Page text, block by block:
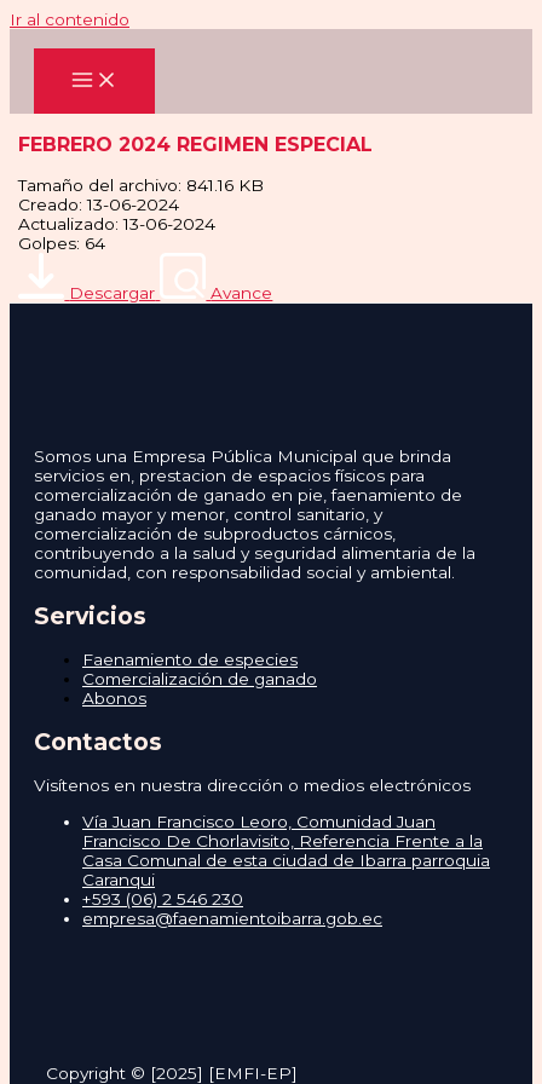
Ir al contenido
FEBRERO 2024 REGIMEN ESPECIAL
Tamaño del archivo: 841.16 KB
Creado: 13-06-2024
Actualizado: 13-06-2024
Golpes: 64
Descargar Avance
Somos una Empresa Pública Municipal que brinda
servicios en, prestacion de espacios físicos para
comercialización de ganado en pie, faenamiento de
ganado mayor y menor, control sanitario, y
comercialización de subproductos cárnicos,
contribuyendo a la salud y seguridad alimentaria de la
comunidad, con responsabilidad social y ambiental.
Servicios
Faenamiento de especies
Comercialización de ganado
Abonos
Contactos
Visítenos en nuestra dirección o medios electrónicos
Vía Juan Francisco Leoro, Comunidad Juan
Francisco De Chorlavisito, Referencia Frente a la
Casa Comunal de esta ciudad de Ibarra parroquia
Caranqui
+593 (06) 2 546 230
empresa@faenamientoibarra.gob.ec
Copyright © [2025] [EMFI-EP]